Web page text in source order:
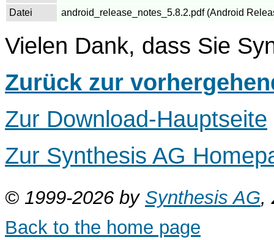
Datei
android_release_notes_5.8.2.pdf (Android
Vielen Dank, dass Sie
Zurück zur
Zur Download-Hauptseite
Zur Synthesis AG
© 1999-2026 by Synthesis AG,
Back to the home page